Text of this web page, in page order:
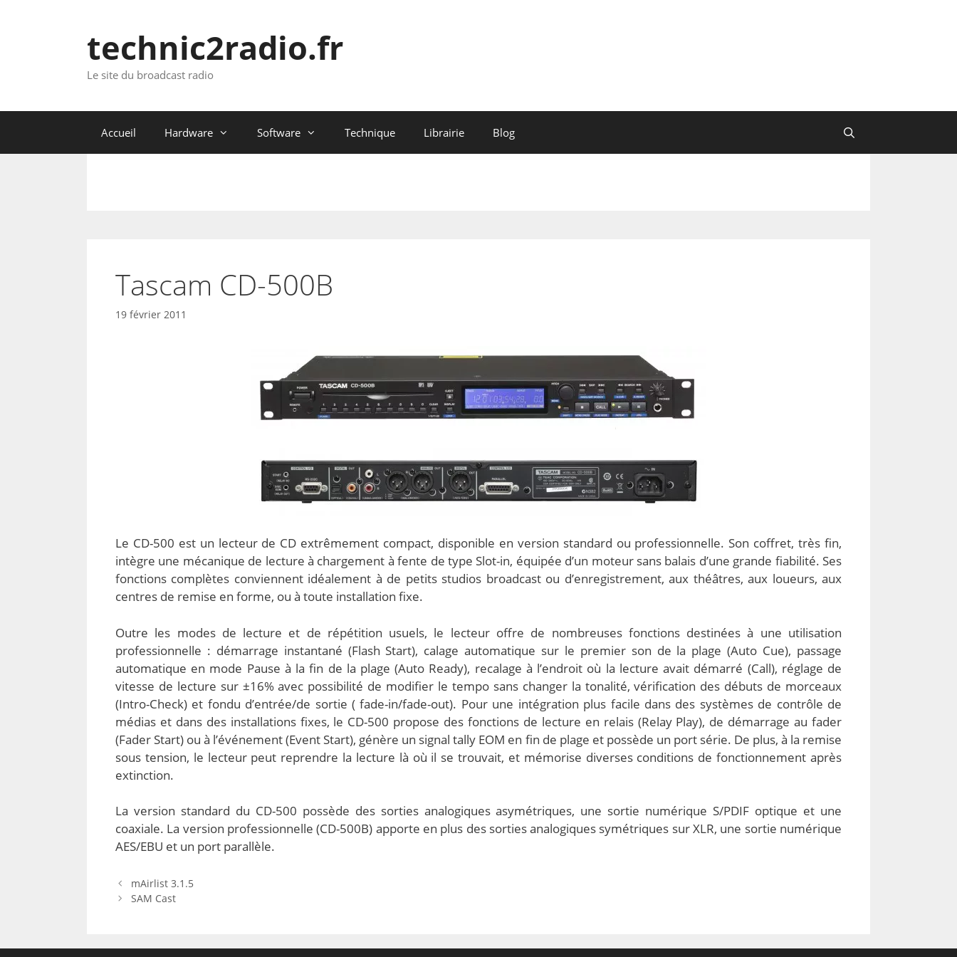
technic2radio.fr
Le site du broadcast radio
Accueil Hardware Software Technique Librairie Blog
Tascam CD-500B
19 février 2011
Le CD-500 est un lecteur de CD extrêmement compact, disponible en version standard ou professionnelle. Son coffret, très fin,
intègre une mécanique de lecture à chargement à fente de type Slot-in, équipée d’un moteur sans balais d’une grande fiabilité. Ses
fonctions complètes conviennent idéalement à de petits studios broadcast ou d’enregistrement, aux théâtres, aux loueurs, aux
centres de remise en forme, ou à toute installation fixe.
Outre les modes de lecture et de répétition usuels, le lecteur offre de nombreuses fonctions destinées à une utilisation
professionnelle : démarrage instantané (Flash Start), calage automatique sur le premier son de la plage (Auto Cue), passage
automatique en mode Pause à la fin de la plage (Auto Ready), recalage à l’endroit où la lecture avait démarré (Call), réglage de
vitesse de lecture sur ±16% avec possibilité de modifier le tempo sans changer la tonalité, vérification des débuts de morceaux
(Intro-Check) et fondu d’entrée/de sortie ( fade-in/fade-out). Pour une intégration plus facile dans des systèmes de contrôle de
médias et dans des installations fixes, le CD-500 propose des fonctions de lecture en relais (Relay Play), de démarrage au fader
(Fader Start) ou à l’événement (Event Start), génère un signal tally EOM en fin de plage et possède un port série. De plus, à la remise
sous tension, le lecteur peut reprendre la lecture là où il se trouvait, et mémorise diverses conditions de fonctionnement après
extinction.
La version standard du CD-500 possède des sorties analogiques asymétriques, une sortie numérique S/PDIF optique et une
coaxiale. La version professionnelle (CD-500B) apporte en plus des sorties analogiques symétriques sur XLR, une sortie numérique
AES/EBU et un port parallèle.
mAirlist 3.1.5
SAM Cast